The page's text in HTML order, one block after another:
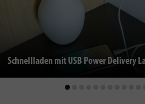
Schnellladen mit USB Power Delivery